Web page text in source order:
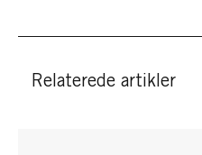
Relaterede artikler